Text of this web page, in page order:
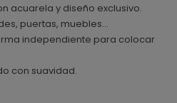
acuarela y diseño exclusivo.
puertas, muebles...
independiente para colocar
con suavidad.